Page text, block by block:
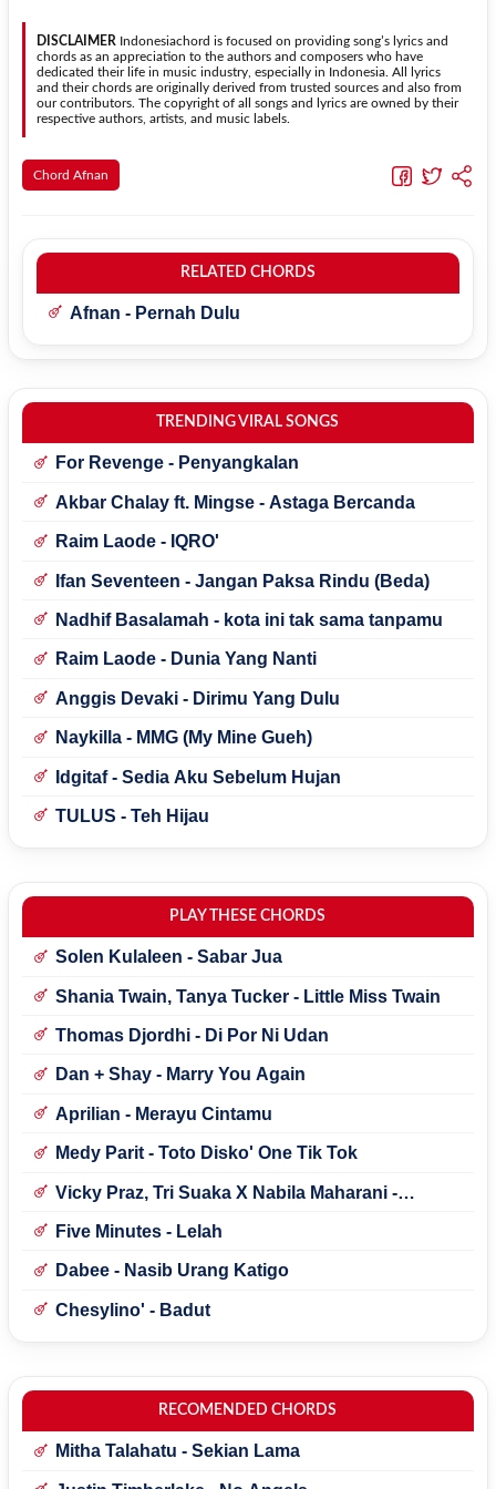
dipelajari oleh pemula tanpa menghilangkan struktur dasar lagu.
DISCLAIMER Indonesiachord is focused on providing song’s lyrics and
chords as an appreciation to the authors and composers who have
dedicated their life in music industry, especially in Indonesia. All lyrics
and their chords are originally derived from trusted sources and also from
our contributors. The copyright of all songs and lyrics are owned by their
respective authors, artists, and music labels.
Chord Afnan
RELATED CHORDS
Afnan - Pernah Dulu
TRENDING VIRAL SONGS
For Revenge - Penyangkalan
Akbar Chalay ft. Mingse - Astaga Bercanda
Raim Laode - IQRO'
Ifan Seventeen - Jangan Paksa Rindu (Beda)
Nadhif Basalamah - kota ini tak sama tanpamu
Raim Laode - Dunia Yang Nanti
Anggis Devaki - Dirimu Yang Dulu
Naykilla - MMG (My Mine Gueh)
Idgitaf - Sedia Aku Sebelum Hujan
TULUS - Teh Hijau
PLAY THESE CHORDS
Solen Kulaleen - Sabar Jua
Shania Twain, Tanya Tucker - Little Miss Twain
Thomas Djordhi - Di Por Ni Udan
Dan + Shay - Marry You Again
Aprilian - Merayu Cintamu
Medy Parit - Toto Disko' One Tik Tok
Vicky Praz, Tri Suaka X Nabila Maharani -
Five Minutes - Lelah
Dabee - Nasib Urang Katigo
Chesylino' - Badut
RECOMENDED CHORDS
Mitha Talahatu - Sekian Lama